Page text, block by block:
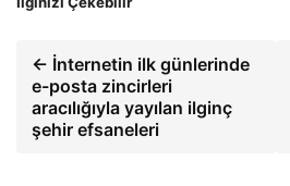
← İnternetin ilk günlerinde
e-posta zincirleri
aracılığıyla yayılan ilginç
şehir efsaneleri